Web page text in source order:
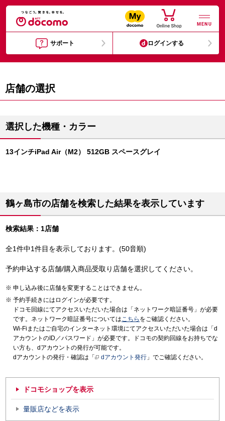
MENU
サポート ログインする
店舗の選択
選択した機種・カラー
13インチiPad Air（M2） 512GB スペースグレイ
鶴ヶ島市の店舗を検索した結果を表示しています
検索結果：1店舗
全1件中1件目を表示しております。(50音順)
予約申込する店舗/購入商品受取り店舗を選択してください。
申し込み後に店舗を変更することはできません。
予約手続きにはログインが必要です。
ドコモ回線にてアクセスいただいた場合は「ネットワーク暗証番号」が必要
です。ネットワーク暗証番号についてはこちら をご確認ください。
Wi-Fiまたはご自宅のインターネット環境にてアクセスいただいた場合は「d
アカウントのID／パスワード」が必要です。ドコモの契約回線をお持ちでな
い方も、dアカウントの発行が可能です。
dアカウントの発行・確認は「
dアカウント発行 」でご確認ください。
ドコモショップを表示
量販店などを表示